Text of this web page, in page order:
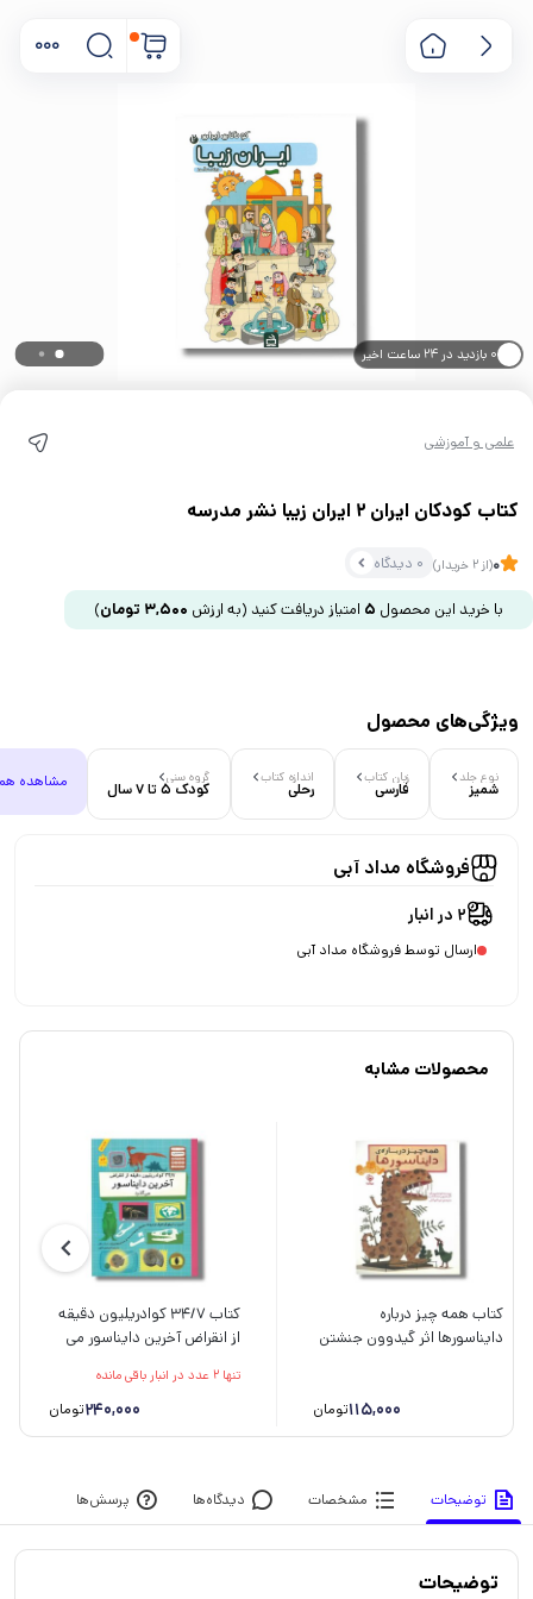
۰ خریدار در ۱ ماه اخیر
علمی و آموزشی
کتاب کودکان ایران 2 ایران زیبا نشر مدرسه
0(از 2 خریدار) 0 دیدگاه
با خرید این محصول 5 امتیاز دریافت کنید (به ارزش 3,500 تومان)
ویژگی‌های محصول
نوع جلد
شمیز
زبان کتاب
فارسی
اندازه کتاب
رحلی
گروه سنی
کودک 5 تا 7 سال مشاهده
فروشگاه مداد آبی
2 در انبار
ارسال توسط فروشگاه مداد آبی
محصولات مشابه
کتاب همه چیز درباره
دایناسورها اثر گیدوون جنشتن
115,000تومان
کتاب 34/7 کوادریلیون دقیقه
از انقراض آخرین دایناسور می
اثر پل میسون ترجمه کاوه
فیض اللهی نشر فاطمی
تنها 2 عدد در انبار باقی مانده
240,000تومان
توضیحات مشخصات دیدگاه‌ها پرسش‌ها
توضیحات